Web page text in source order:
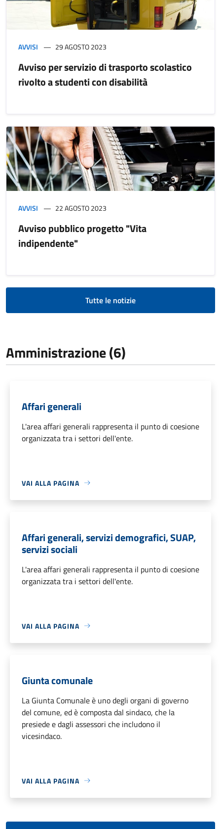
AVVISI 29 AGOSTO 2023
Avviso per servizio di trasporto scolastico
rivolto a studenti con disabilità
AVVISI 22 AGOSTO 2023
Avviso pubblico progetto "Vita
indipendente"
Tutte le notizie
Amministrazione (6)
Affari generali
L'area affari generali rappresenta il punto di coesione
organizzata tra i settori dell'ente.
VAI ALLA PAGINA
Affari generali, servizi demografici, SUAP,
servizi sociali
L'area affari generali rappresenta il punto di coesione
organizzata tra i settori dell'ente.
VAI ALLA PAGINA
Giunta comunale
La Giunta Comunale è uno degli organi di governo
del comune, ed è composta dal sindaco, che la
presiede e dagli assessori che includono il
vicesindaco.
VAI ALLA PAGINA